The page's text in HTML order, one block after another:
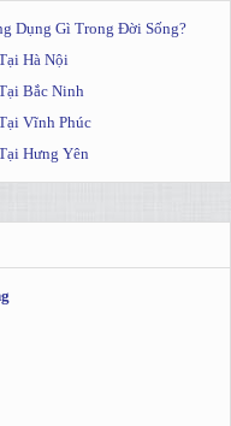
Dụng Gì Trong Đời Sống?
Hà Nội
Bắc Ninh
Vĩnh Phúc
Hưng Yên